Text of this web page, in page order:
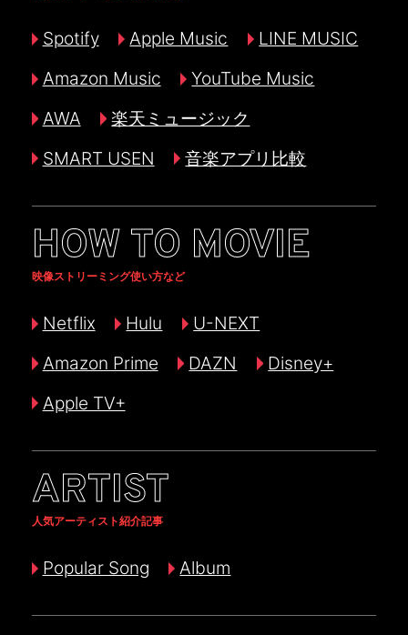
Spotify Apple Music
LINE MUSIC
Amazon Music
YouTube Music
AWA
楽天ミュージック
SMART USEN
音楽アプリ比較
HOW TO MOVIE
映像ストリーミング使い方など
Netflix Hulu
U-NEXT
Amazon Prime
DAZN
Disney+
Apple TV+
ARTIST
人気アーティスト紹介記事
Popular Song Album